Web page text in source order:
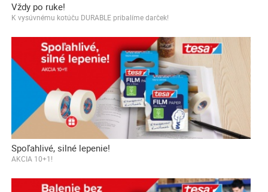
Vždy po ruke!
K vysúvnému kotúču DURABLE pribalíme darček!
Spoľahlivé, silné lepenie!
AKCIA 10+1!